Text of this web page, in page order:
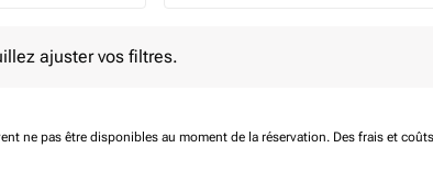
ajuster vos filtres.
ne pas être disponibles au moment de la réservation. Des frais et